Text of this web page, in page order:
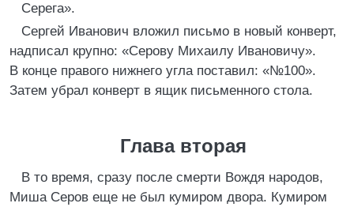
Серега».
Сергей Иванович вложил письмо в новый конверт,
надписал крупно: «Серову Михаилу Ивановичу».
В конце правого нижнего угла поставил: «№100».
Затем убрал конверт в ящик письменного стола.
Глава вторая
В то время, сразу после смерти Вождя народов,
Миша Серов еще не был кумиром двора. Кумиром